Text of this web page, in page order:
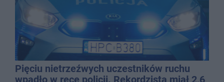
Pięciu nietrzeźwych uczestników ruchu